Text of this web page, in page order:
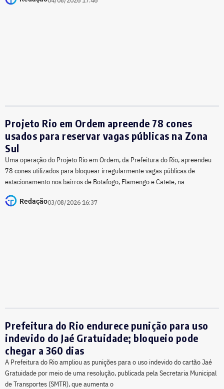
Projeto Rio em Ordem apreende 78 cones
usados para reservar vagas públicas na Zona
Sul
Uma operação do Projeto Rio em Ordem, da Prefeitura do Rio, apreendeu
78 cones utilizados para bloquear irregularmente vagas públicas de
estacionamento nos bairros de Botafogo, Flamengo e Catete, na
Redação03/08/2026 16:37
Prefeitura do Rio endurece punição para uso
indevido do Jaé Gratuidade; bloqueio pode
chegar a 360 dias
A Prefeitura do Rio ampliou as punições para o uso indevido do cartão Jaé
Gratuidade por meio de uma resolução, publicada pela Secretaria Municipal
de Transportes (SMTR), que aumenta o